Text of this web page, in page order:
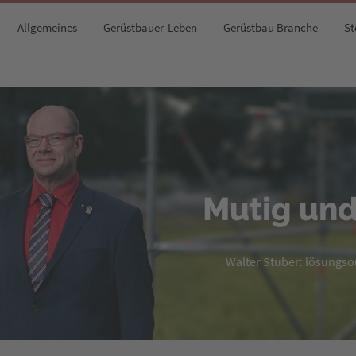
Allgemeines Gerüstbauer-Leben Gerüstbau Branche
Mutig
Walter Stuber: